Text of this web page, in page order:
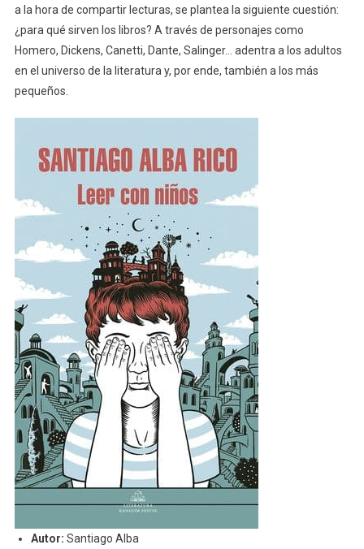
a la hora de compartir lecturas, se plantea la siguiente cuestión:
¿para qué sirven los libros? A través de personajes como
Homero, Dickens, Canetti, Dante, Salinger… adentra a los adultos
en el universo de la literatura y, por ende, también a los más
pequeños.
Autor: Santiago Alba